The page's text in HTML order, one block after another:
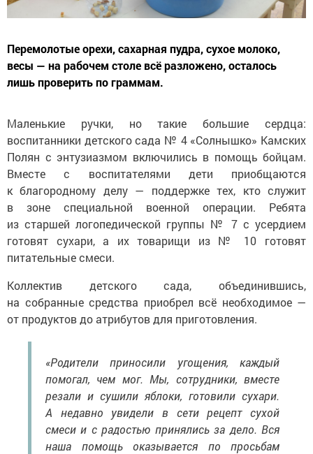
Перемолотые орехи, сахарная пудра, сухое молоко,
весы — на рабочем столе всё разложено, осталось
лишь проверить по граммам.
Маленькие ручки, но такие большие сердца:
воспитанники детского сада № 4 «Солнышко» Камских
Полян с энтузиазмом включились в помощь бойцам.
Вместе с воспитателями дети приобщаются
к благородному делу — поддержке тех, кто служит
в зоне специальной военной операции. Ребята
из старшей логопедической группы № 7 с усердием
готовят сухари, а их товарищи из № 10 готовят
питательные смеси.
Коллектив детского сада, объединившись,
на собранные средства приобрел всё необходимое —
от продуктов до атрибутов для приготовления.
«Родители приносили угощения, каждый
помогал, чем мог. Мы, сотрудники, вместе
резали и сушили яблоки, готовили сухари.
А недавно увидели в сети рецепт сухой
смеси и с радостью принялись за дело. Вся
наша помощь оказывается по просьбам